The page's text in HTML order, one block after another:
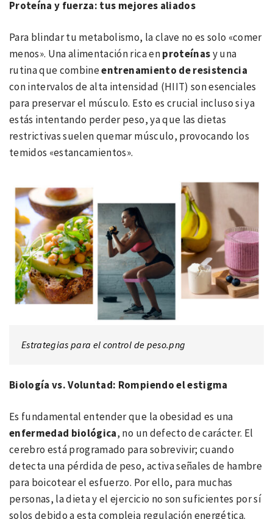
Proteína y fuerza: tus mejores aliados
Para blindar tu metabolismo, la clave no es solo «comer
menos». Una alimentación rica enproteínasy una
rutina que combineentrenamiento de resistencia
con intervalos de alta intensidad (HIIT) son esenciales
para preservar el músculo. Esto es crucial incluso si ya
estás intentando perder peso, ya que las dietas
restrictivas suelen quemar músculo, provocando los
temidos «estancamientos».
Estrategias para el control de peso.png
Biología vs. Voluntad: Rompiendo el estigma
Es fundamental entender que la obesidad es una
enfermedad biológica, no un defecto de carácter. El
cerebro está programado para sobrevivir; cuando
detecta una pérdida de peso, activa señales de hambre
para boicotear el esfuerzo. Por ello, para muchas
personas, la dieta y el ejercicio no son suficientes por sí
solos debido a esta compleja regulación energética.